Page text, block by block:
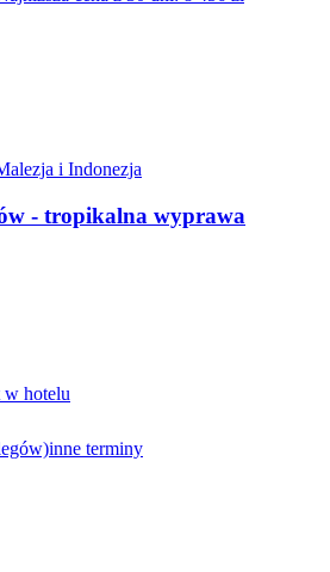
i Indonezja
- tropikalna wyprawa
w hotelu
inne terminy